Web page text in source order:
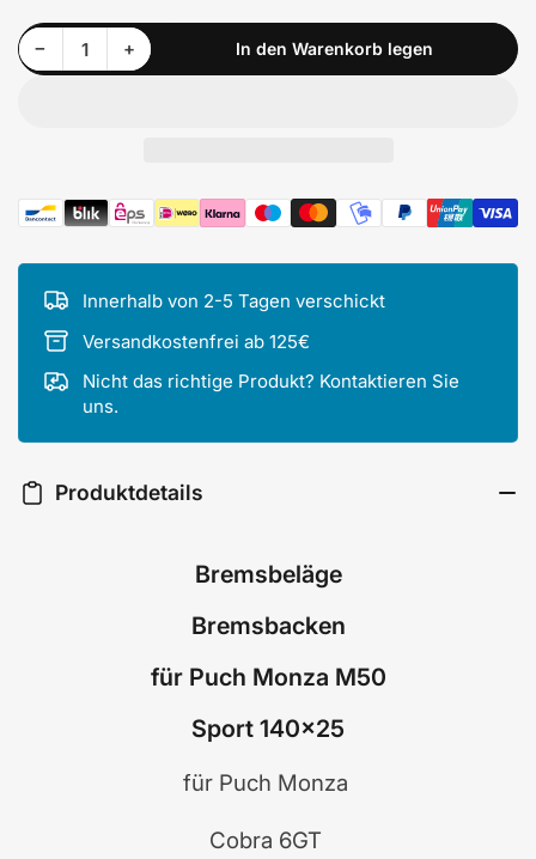
−Menge reduzieren für Bremsbacken für Puch Monza M50 Sport Cobra Jet 140x25
Anzahl +Menge erhöhen für Bremsbacken für Puch Monza M50 Sport Cobra Jet 140x25 In den Warenkorb legen
Zahlungsmethoden
Innerhalb von 2-5 Tagen verschickt
Versandkostenfrei ab 125€
Nicht das richtige Produkt? Kontaktieren Sie
uns.
Produktdetails
Bremsbeläge
Bremsbacken
für Puch Monza M50
Sport 140x25
für Puch Monza
Cobra 6GT